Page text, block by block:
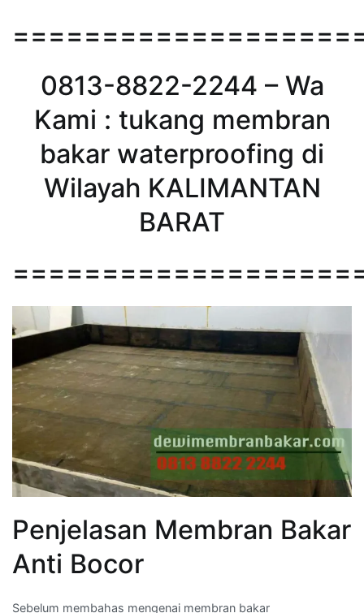
0813-8822-2244 – Wa
Kami : tukang membran
bakar waterproofing di
Wilayah KALIMANTAN
BARAT
Penjelasan Membran Bakar
Anti Bocor
Sebelum membahas mengenai membran bakar